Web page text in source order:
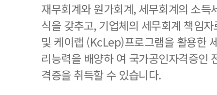
재무회계와 원가회계, 세무회계의 소득
식을 갖추고, 기업체의 세무회계 책임
및 케이랩 (KcLep)프로그램을 활용한
리능력을 배양하 여 국가공인자격증인
격증을 취득할 수 있습니다.